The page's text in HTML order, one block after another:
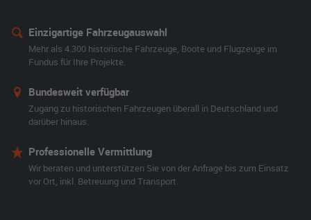
Einzigartige Fahrzeugauswahl
Mehr als 4.300 historische Fahrzeuge, Boote und Flugzeuge im
Fundus für Ihre Projekte.
Bundesweit verfügbar
Zugang zu historischen Fahrzeugen überall in Deutschland und
darüber hinaus.
Professionelle Vermittlung
Wir beraten und unterstützen Sie von der Anfrage bis zum Einsatz
vor Ort, inkl. Betreuung und Transport.